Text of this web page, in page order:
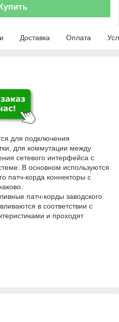
Купить
Доставка Оплата
для подключения
для коммутации между
сетевого интерфейса c
В основном используются
патч-корда коннекторы с
патч-корды заводского
в соответствии с
и проходят